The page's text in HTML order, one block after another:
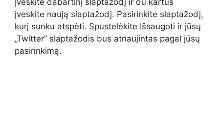
Įveskite dabartinį slaptažodį ir du kartus
įveskite naują slaptažodį. Pasirinkite slaptažodį,
kurį sunku atspėti. Spustelėkite Išsaugoti ir jūsų
„Twitter“ slaptažodis bus atnaujintas pagal jūsų
pasirinkimą.